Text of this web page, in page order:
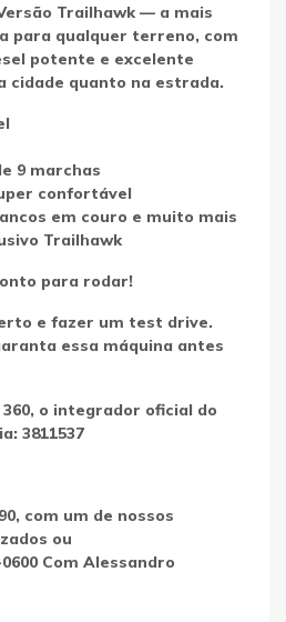
Trailhawk — a mais
para qualquer terreno, com
potente e excelente
cidade quanto na estrada.
9 marchas
confortável
em couro e muito mais
Trailhawk
para rodar!
e fazer um test drive.
essa máquina antes
o integrador oficial do
3811537
com um de nossos
ou
Com Alessandro